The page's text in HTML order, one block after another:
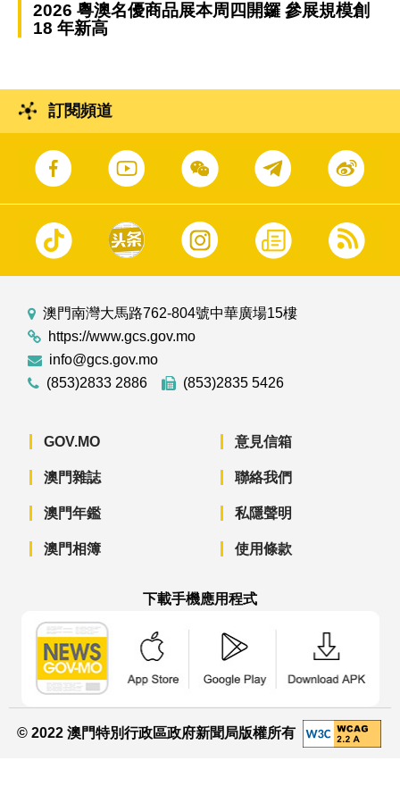
2026 粵澳名優商品展本周四開鑼 參展規模創
18 年新高
訂閱頻道
澳門南灣大馬路762-804號中華廣場15樓
https://www.gcs.gov.mo
info@gcs.gov.mo
(853)2833 2886
(853)2835 5426
GOV.MO
澳門雜誌
澳門年鑑
澳門相簿
意見信箱
聯絡我們
私隱聲明
使用條款
下載手機應用程式
© 2022 澳門特別行政區政府新聞局版權所有